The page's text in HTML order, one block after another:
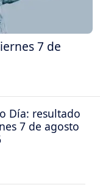
7 de
Día: resultado
7 de agosto